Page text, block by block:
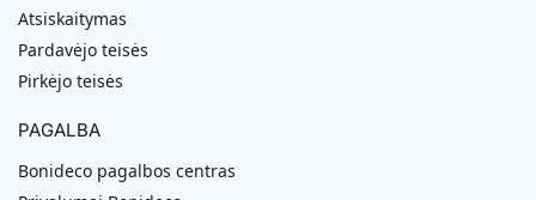
Atsiskaitymas
Pardavėjo teisės
Pirkėjo teisės
PAGALBA
Bonideco pagalbos centras